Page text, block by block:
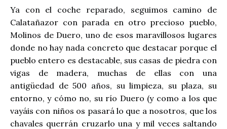
Ya con el coche reparado, seguimos camino de
Calatañazor con parada en otro precioso pueblo,
Molinos de Duero, uno de esos maravillosos lugares
donde no hay nada concreto que destacar porque el
pueblo entero es destacable, sus casas de piedra con
vigas de madera, muchas de ellas con una
antigüedad de 500 años, su limpieza, su plaza, su
entorno, y cómo no, su río Duero (y como a los que
vayáis con niños os pasará lo que a nosotros, que los
chavales querrán cruzarlo una y mil veces saltando